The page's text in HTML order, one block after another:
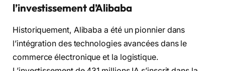
l’investissement d’Alibaba
Historiquement, Alibaba a été un pionnier dans
l’intégration des technologies avancées dans le
commerce électronique et la logistique.